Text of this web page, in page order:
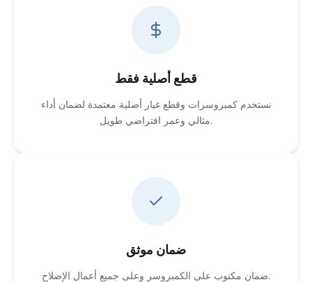
قطع أصلية فقط
نستخدم كمبروسرات وقطع غيار أصلية معتمدة لضمان أداء
مثالي وعمر افتراضي طويل.
ضمان موثق
ضمان مكتوب على الكمبروسر وعلى جميع أعمال الإصلاح.